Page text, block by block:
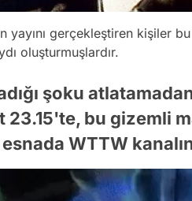
yayını gerçekleştiren kişiler
oluşturmuşlardır.
şoku
23.15'te, bu gizemli
WTTW